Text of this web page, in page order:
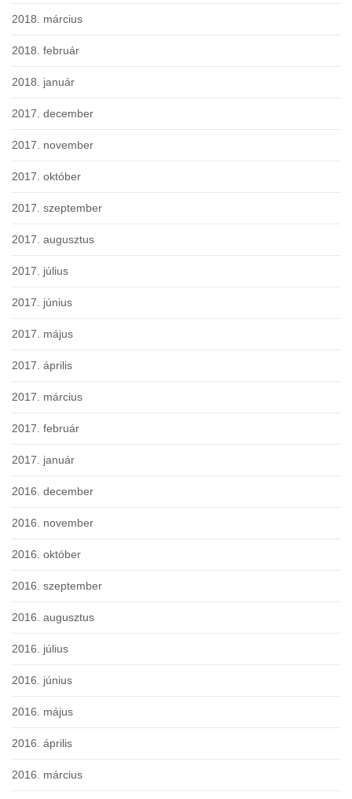
2018. március
2018. február
2018. január
2017. december
2017. november
2017. október
2017. szeptember
2017. augusztus
2017. július
2017. június
2017. május
2017. április
2017. március
2017. február
2017. január
2016. december
2016. november
2016. október
2016. szeptember
2016. augusztus
2016. július
2016. június
2016. május
2016. április
2016. március